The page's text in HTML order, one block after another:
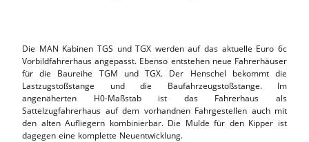
Die MAN Kabinen TGS und TGX werden auf das aktuelle Euro 6c
Vorbildfahrerhaus angepasst. Ebenso entstehen neue Fahrerhäuser
für die Baureihe TGM und TGX. Der Henschel bekommt die
Lastzugstoßstange und die Baufahrzeugstoßstange. Im
angenäherten H0-Maßstab ist das Fahrerhaus als
Sattelzugfahrerhaus auf dem vorhandnen Fahrgestellen auch mit
den alten Aufliegern kombinierbar. Die Mulde für den Kipper ist
dagegen eine komplette Neuentwicklung.